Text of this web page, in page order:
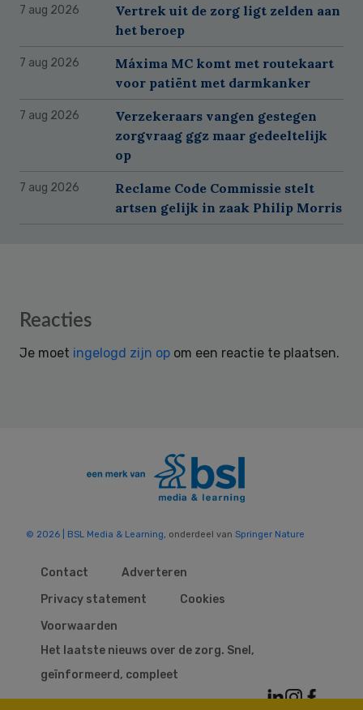
7 aug 2026
Vertrek uit de zorg ligt zelden aan
het beroep
7 aug 2026
Máxima MC komt met routekaart
voor patiënt met darmkanker
7 aug 2026
Verzekeraars vangen gestegen
zorgvraag ggz maar gedeeltelijk
op
7 aug 2026
Reclame Code Commissie stelt
artsen gelijk in zaak Philip Morris
Reader
Reacties
Je moet ingelogd zijn op om een reactie te plaatsen.
© 2026 | BSL Media & Learning , onderdeel van Springer Nature
Contact
Adverteren
Privacy statement
Cookies
Voorwaarden
Het laatste nieuws over de zorg. Snel,
geïnformeerd, compleet